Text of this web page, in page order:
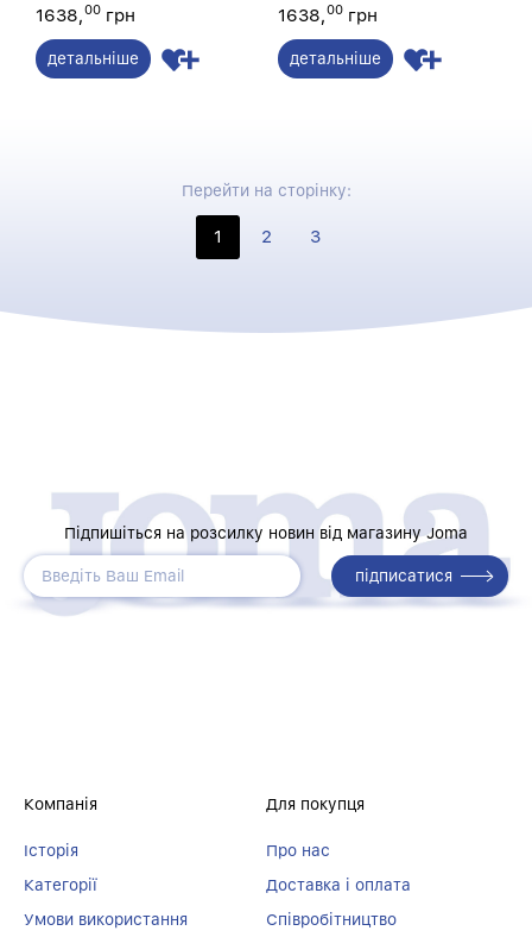
1638,00 грн
детальніше
1638,00 грн
детальніше
Перейти на сторінку:
1 2 3
Підпишіться на розсилку новин від магазину Joma
Компанія
Історія
Категорії
Умови використання
Для покупця
Про нас
Доставка і оплата
Співробітництво